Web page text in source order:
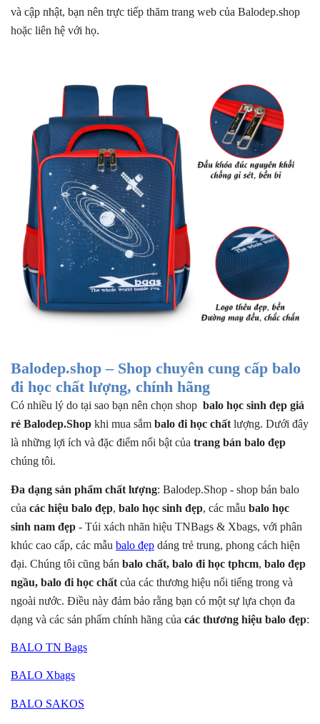
và cập nhật, bạn nên trực tiếp thăm trang web của Balodep.shop
hoặc liên hệ với họ.
Balodep.shop – Shop chuyên cung cấp balo
đi học chất lượng, chính hãng
Có nhiều lý do tại sao bạn nên chọn shop balo học sinh đẹp giá
rẻ Balodep.Shop khi mua sắm balo đi học chất lượng. Dưới đây
là những lợi ích và đặc điểm nổi bật của trang bán balo đẹp
chúng tôi.
Đa dạng sản phẩm chất lượng: Balodep.Shop - shop bán balo
của các hiệu balo đẹp, balo học sinh đẹp, các mẫu balo học
sinh nam đẹp - Túi xách nhãn hiệu TNBags & Xbags, với phân
khúc cao cấp, các mẫu balo đẹp dáng trẻ trung, phong cách hiện
đại. Chúng tôi cũng bán balo chất, balo đi học tphcm, balo đẹp
ngầu, balo đi học chất của các thương hiệu nổi tiếng trong và
ngoài nước. Điều này đảm bảo rằng bạn có một sự lựa chọn đa
dạng và các sản phẩm chính hãng của các thương hiệu balo đẹp:
BALO TN Bags
BALO Xbags
BALO SAKOS